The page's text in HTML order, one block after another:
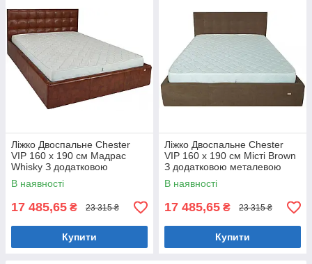
Ліжко Двоспальне Chester
VIP 160 х 190 см Мадрас
Whisky З додатковою
металевою цільнозварною
рамою Коричневий
В наявності
17 485,65 ₴ 23 315 ₴
Купити
Ліжко Двоспальне Chester
VIP 160 х 190 см Місті Brown
З додатковою металевою
цільнозварною рамою
Коричневий
В наявності
17 485,65 ₴ 23 315 ₴
Купити